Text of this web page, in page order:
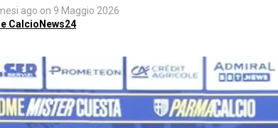
ago on 9 Maggio 2026
CalcioNews24